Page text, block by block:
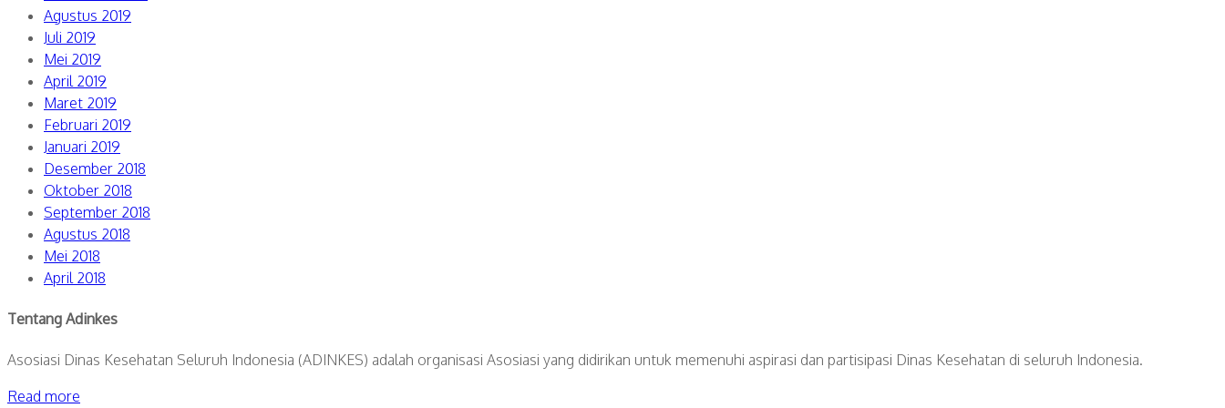
Agustus 2019
Juli 2019
Mei 2019
April 2019
Maret 2019
Februari 2019
Januari 2019
Desember 2018
Oktober 2018
September 2018
Agustus 2018
Mei 2018
April 2018
Tentang Adinkes
Asosiasi Dinas Kesehatan Seluruh Indonesia (ADINKES) adalah organisasi Asosiasi yang didirikan untuk memenuhi aspirasi dan partisipasi Dinas Kesehatan di seluruh Indonesia.
Read more